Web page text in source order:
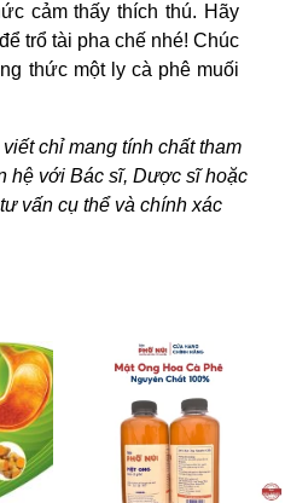
cảm thấy thích thú. Hãy
trổ tài pha chế nhé! Chúc
thức một ly cà phê muối
chỉ mang tính chất tham
hệ với Bác sĩ, Dược sĩ hoặc
vấn cụ thể và chính xác